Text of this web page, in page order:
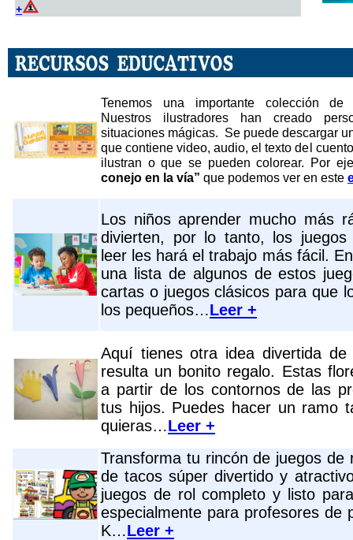
+
Tenemos una importante colección de
Nuestros ilustradores han creado
situaciones mágicas. Se puede descargar
que contiene video, audio, el texto del
ilustran o que se pueden colorear. Por
conejo en la vía” que podemos ver en este
Los niños aprender mucho más
divierten, por lo tanto, los
leer les hará el trabajo más fácil.
una lista de algunos de estos
cartas o juegos clásicos para que
los pequeños…Leer +
Aquí tienes otra idea divertida de
resulta un bonito regalo. Estas
a partir de los contornos de las
tus hijos. Puedes hacer un ramo
quieras…Leer +
Transforma tu rincón de juegos de
de tacos súper divertido y
juegos de rol completo y listo
especialmente para profesores de
K…Leer +